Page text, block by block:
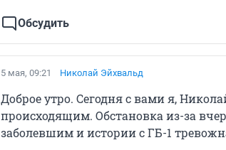
Обсудить
5 мая, 09:21 Николай Эйхвальд
Доброе утро. Сегодня с вами я,
происходящим. Обстановка из-за
заболевшим и истории с ГБ-1